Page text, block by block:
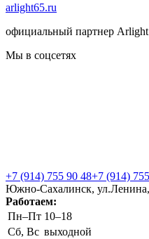
arlight65.ru
официальный партнер Arlight
Мы в соцсетях
+7 (914) 755 90 48+7 (914)
Южно-Сахалинск, ул.Ленина,
Работаем:
Пн–Пт 10–18
Сб, Вс выходной